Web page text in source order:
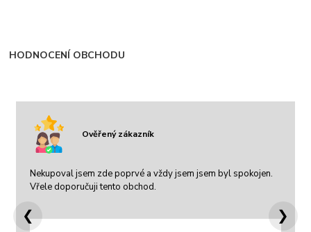
HODNOCENÍ OBCHODU
Ověřený zákazník
Nekupoval jsem zde poprvé a vždy jsem jsem byl spokojen.
Vřele doporučuji tento obchod.
❮ ❯